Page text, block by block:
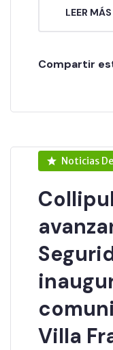
LEER MÁS
Compartir
Noticias
Villa